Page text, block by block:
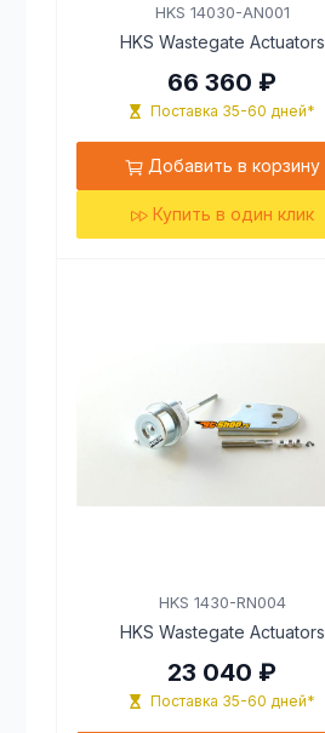
HKS 14030-AN001
HKS Wastegate Actuators
66 360 ₽
Поставка 35-60 дней*
Добавить в корзину
Купить в один клик
HKS 1430-RN004
HKS Wastegate Actuators
23 040 ₽
Поставка 35-60 дней*